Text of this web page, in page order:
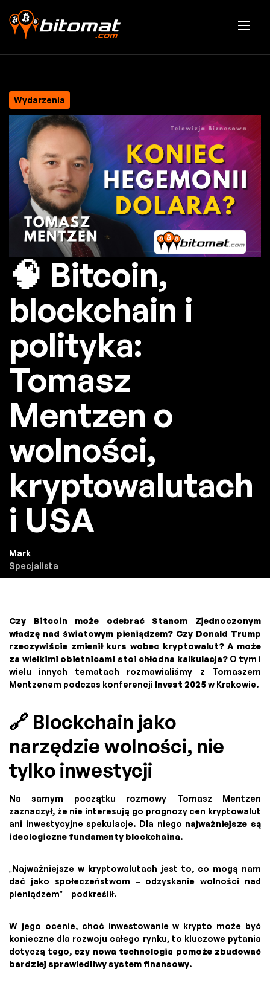
Wydarzenia
🧠 Bitcoin,
blockchain i
polityka:
Tomasz
Mentzen o
wolności,
kryptowalutach
i USA
Mark
Specjalista
Czy Bitcoin może odebrać Stanom Zjednoczonym
władzę nad światowym pieniądzem? Czy Donald Trump
rzeczywiście zmienił kurs wobec kryptowalut? A może
za wielkimi obietnicami stoi chłodna kalkulacja?O tym i
wielu innych tematach rozmawialiśmy z Tomaszem
Mentzenem podczas konferencji Invest 2025w Krakowie.
🔗 Blockchain jako
narzędzie wolności, nie
tylko inwestycji
Na samym początku rozmowy Tomasz Mentzen
zaznaczył, że nie interesują go prognozy cen kryptowalut
ani inwestycyjne spekulacje. Dla niego najważniejsze są
ideologiczne fundamenty blockchaina.
„Najważniejsze w kryptowalutach jest to, co mogą nam
dać jako społeczeństwom – odzyskanie wolności nad
pieniądzem” – podkreślił.
W jego ocenie, choć inwestowanie w krypto może być
konieczne dla rozwoju całego rynku, to kluczowe pytania
dotyczą tego, czy nowa technologia pomoże zbudować
bardziej sprawiedliwy system finansowy.